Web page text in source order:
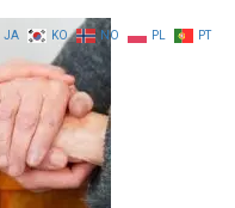
JA KO NO PL PT